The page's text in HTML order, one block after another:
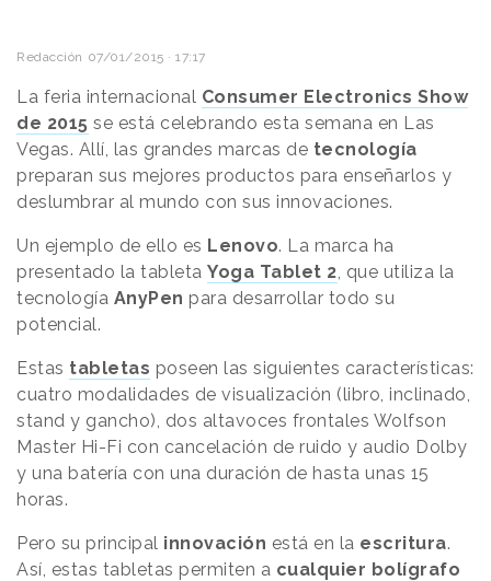
Redacción 07/01/2015 · 17:17
La feria internacional Consumer Electronics Show
de 2015 se está celebrando esta semana en Las
Vegas. Allí, las grandes marcas de tecnología
preparan sus mejores productos para enseñarlos y
deslumbrar al mundo con sus innovaciones.
Un ejemplo de ello es Lenovo. La marca ha
presentado la tableta Yoga Tablet 2 , que utiliza la
tecnología AnyPen para desarrollar todo su
potencial.
Estas tabletas poseen las siguientes características:
cuatro modalidades de visualización (libro, inclinado,
stand y gancho), dos altavoces frontales Wolfson
Master Hi-Fi con cancelación de ruido y audio Dolby
y una batería con una duración de hasta unas 15
horas.
Pero su principal innovación está en la escritura.
Así, estas tabletas permiten a cualquier bolígrafo